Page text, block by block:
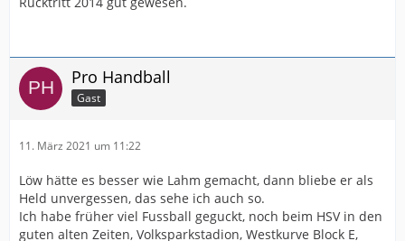
Pro Handball
Gast
11. März 2021 um 11:22
Löw hätte es besser wie Lahm gemacht, dann bliebe er als
Held unvergessen, das sehe ich auch so.
Ich habe früher viel Fussball geguckt, noch beim HSV in den
guten alten Zeiten, Volksparkstadion, Westkurve Block E,